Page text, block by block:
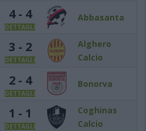
4 - 4
DETTAGLI
Abbasanta
3 - 2
DETTAGLI
Alghero
Calcio
2 - 4
DETTAGLI
Bonorva
1 - 1
DETTAGLI
Coghinas
Calcio